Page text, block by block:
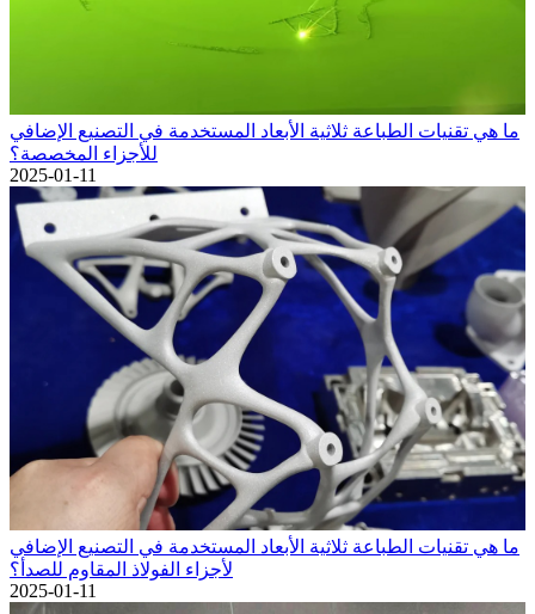
ما هي تقنيات الطباعة ثلاثية الأبعاد المستخدمة في التصنيع الإضافي
للأجزاء المخصصة؟
2025-01-11
ما هي تقنيات الطباعة ثلاثية الأبعاد المستخدمة في التصنيع الإضافي
لأجزاء الفولاذ المقاوم للصدأ؟
2025-01-11